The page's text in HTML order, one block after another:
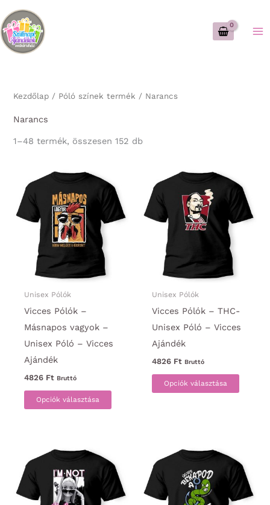
Skip
to
content
Kezdőlap / Póló színek termék / Narancs
Narancs
1–48 termék, összesen 152 dbSorted
Unisex Pólók
Vicces Pólók –
Másnapos vagyok –
Unisex Póló – Vicces
Ajándék
4826 Ft Bruttó
Opciók választása
Ennek
a
variációja
van.
A
Unisex Pólók
Vicces Pólók – THC-
Unisex Póló – Vicces
Ajándék
4826 Ft Bruttó
Opciók választása
Ennek
a
van.